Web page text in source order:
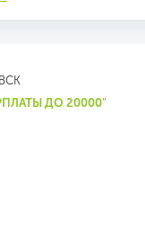
ДО 20000"